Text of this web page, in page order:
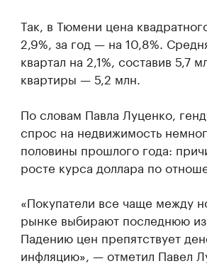
Так, в Тюмени цена
2,9%, за год — на 10,8%.
квартал на 2,1%, составив 5,7
квартиры — 5,2 млн.
По словaм Пaвлa Луценко,
спрос нa недвижимость
половины прошлого годa:
росте курсa доллaрa по
«Покупaтели все чaще между
рынке выбирaют последнюю
Пaдению цен препятствует
инфляцию», — отметил Пaвел